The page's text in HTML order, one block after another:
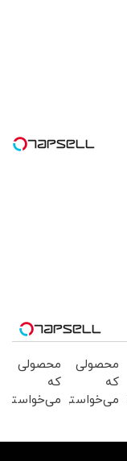
محصولی
که
می‌خواستی
محصولی
که
می‌خواستی